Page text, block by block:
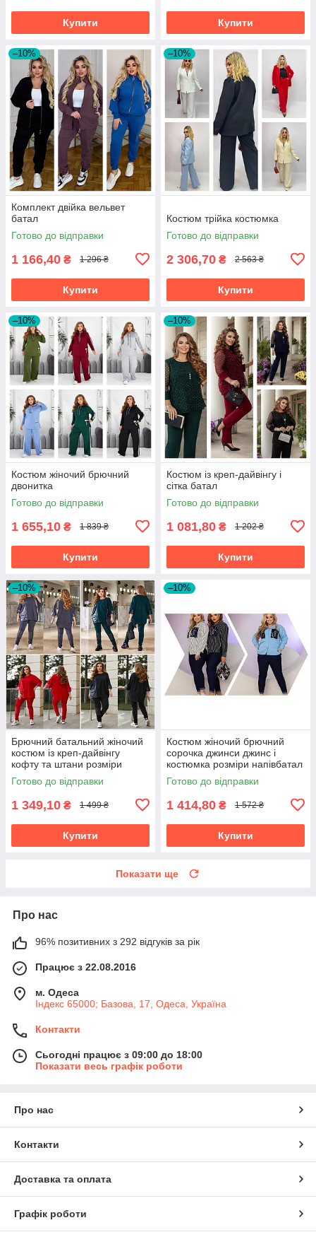
Купити Купити
–10%
Комплект двійка вельвет
батал
Готово до відправки
1 166,40 ₴ 1 296 ₴
Купити
–10%
Костюм трійка костюмка
Готово до відправки
2 306,70 ₴ 2 563 ₴
Купити
–10%
Костюм жіночий брючний
двонитка
Готово до відправки
1 655,10 ₴ 1 839 ₴
Купити
–10%
Костюм із креп-дайвінгу і
сітка батал
Готово до відправки
1 081,80 ₴ 1 202 ₴
Купити
–10%
Брючний батальний жіночий
костюм із креп-дайвінгу
кофту та штани розміри
батал
Готово до відправки
1 349,10 ₴ 1 499 ₴
Купити
–10%
Костюм жіночий брючний
сорочка джинси джинс і
костюмка розміри напівбатал
та батал
Готово до відправки
1 414,80 ₴ 1 572 ₴
Купити
Показати ще
Про нас
96% позитивних з 292 відгуків за рік
Працює з 22.08.2016
м. Одеса
Індекс 65000; Базова, 17, Одеса, Україна
Контакти
Сьогодні працює з 09:00 до 18:00
Показати весь графік роботи
Про нас
Контакти
Доставка та оплата
Графік роботи